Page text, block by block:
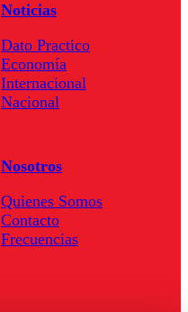
Noticias
Dato Practico
Economía
Internacional
Nacional
Nosotros
Quienes Somos
Contacto
Frecuencias